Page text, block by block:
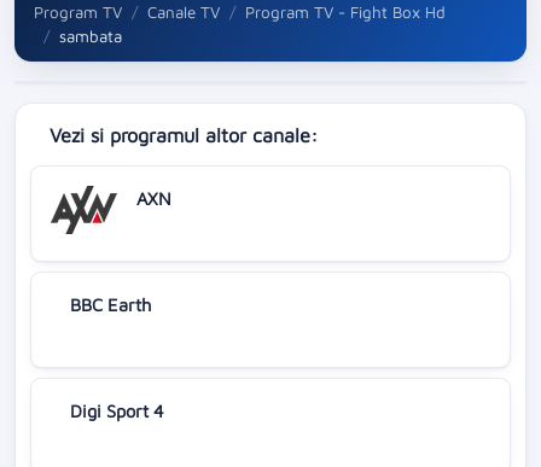
Program TV Canale TV
Program TV - Fight Box Hd
sambata
Vezi si programul altor canale:
AXN
BBC Earth
Digi Sport 4